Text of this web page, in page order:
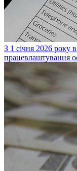
З 1 січня 2026 року
працевлаштування